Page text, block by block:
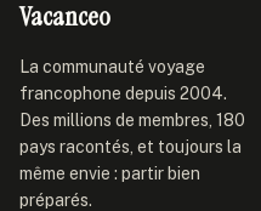
Vacanceo
La communauté voyage
francophone depuis 2004.
Des millions de membres, 180
pays racontés, et toujours la
même envie : partir bien
préparés.